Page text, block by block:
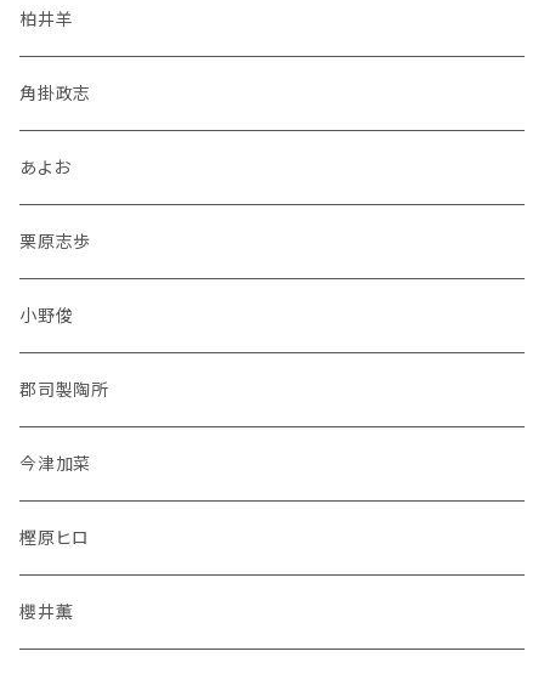
柏井羊
角掛政志
あよお
栗原志歩
小野俊
郡司製陶所
今津加菜
樫原ヒロ
櫻井薫